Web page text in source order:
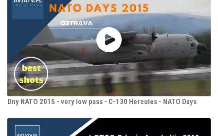
Dny NATO 2015 - very low pass - C-130 Hercules - NATO Days